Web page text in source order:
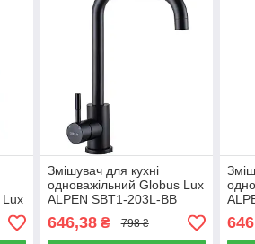
Lux
Змішувач для кухні
одноважільний Globus Lux
ALPEN SBT1-203L-BB
чорний
646,38₴ 798 ₴